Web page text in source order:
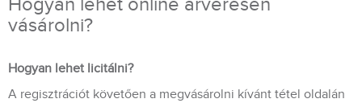
Hogyan lehet online árverésen
vásárolni?
Hogyan lehet licitálni?
A regisztrációt követően a megvásárolni kívánt tétel oldalán